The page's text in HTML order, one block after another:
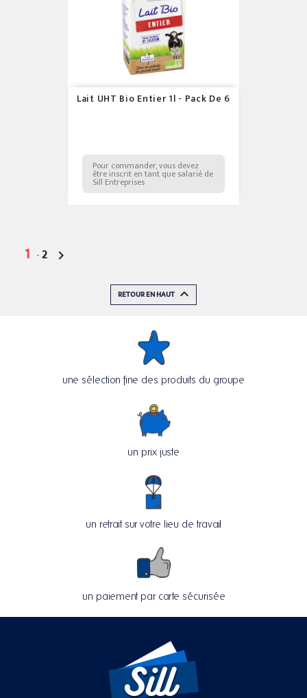
Lait UHT Bio Entier 1l - Pack De 6
Pour commander, vous devez
être inscrit en tant que salarié de
Sill Entreprises
1 -2 
RETOUR EN HAUT 
une sélection fine des produits du groupe
un prix juste
un retrait sur votre lieu de travail
un paiement par carte sécurisée